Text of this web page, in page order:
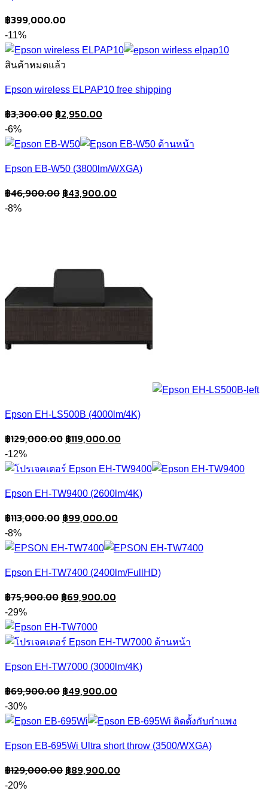
฿399,000.00
-11%
สินค้าหมดแล้ว
Epson wireless ELPAP10 free shipping
฿3,300.00 Original
was:
฿2,950.00Current
is:
-6%
Epson EB-W50 (3800lm/WXGA)
฿46,900.00 Original
฿43,900.00Current
-8%
Epson EH-LS500B (4000lm/4K)
฿129,000.00 Original
was:
฿119,000.00Current
is:
-12%
Epson EH-TW9400 (2600lm/4K)
฿113,000.00 Original
was:
฿99,000.00Current
is:
-8%
Epson EH-TW7400 (2400lm/FullHD)
฿75,900.00 Original
was:
฿75,900.00.
฿69,900.00Current
฿69,900.00.
-29%
Epson EH-TW7000 (3000lm/4K)
฿69,900.00 Original
was:
฿49,900.00Current
is:
-30%
Epson EB-695Wi Ultra short throw (3500/WXGA)
฿129,000.00 Original
฿89,900.00Current
-20%